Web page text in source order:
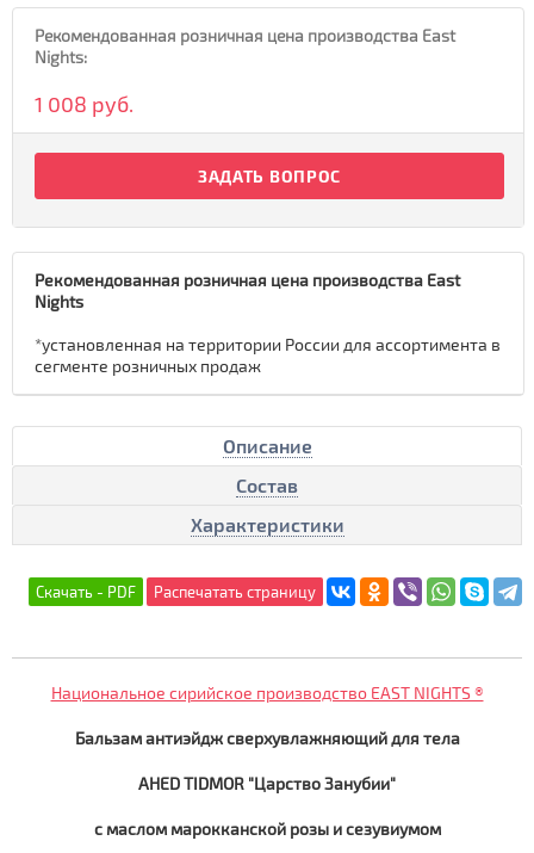
Рекомендованная розничная цена производства East
Nights:
1 008 руб.
ЗАДАТЬ ВОПРОС
Рекомендованная розничная цена производства East
Nights
*установленная на территории России для ассортимента в
сегменте розничных продаж
Описание
Состав
Характеристики
Национальное сирийское производство EAST NIGHTS ®
Бальзам антиэйдж сверхувлажняющий для тела
AHED TIDMOR "Царство Занубии"
с маслом марокканской розы и сезувиумом